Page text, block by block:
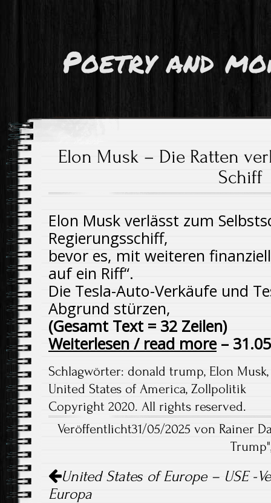
Poetry and
Elon Musk – Die Ratten
Schiff
Elon Musk verlässt zum
Regierungsschiff,
bevor es, mit weiteren
auf ein Riff“.
Die Tesla-Auto-Verkäufe und
Abgrund stürzen,
(Gesamt Text = 32 Zeilen)
Weiterlesen / read more –
Schlagwörter: donald trump, Elon Musk
United States of America, Zollpolitik
Copyright 2020. All rights reserved.
Veröffentlicht31/05/2025 von Rainer
Trump
Navigation
United States of Europe – USE -
Europa